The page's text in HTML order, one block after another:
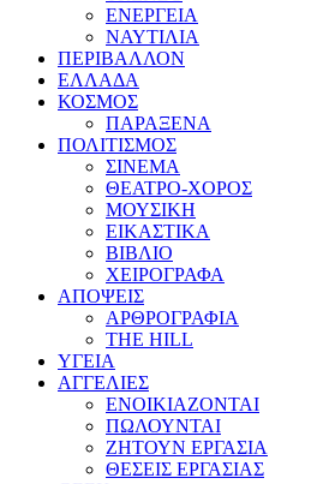
ΕΝΕΡΓΕΙΑ
ΝΑΥΤΙΛΙΑ
ΠΕΡΙΒΑΛΛΟΝ
ΕΛΛΑΔΑ
ΚΟΣΜΟΣ
ΠΑΡΑΞΕΝΑ
ΠΟΛΙΤΙΣΜΟΣ
ΣΙΝΕΜΑ
ΘΕΑΤΡΟ-ΧΟΡΟΣ
ΜΟΥΣΙΚΗ
ΕΙΚΑΣΤΙΚΑ
ΒΙΒΛΙΟ
ΧΕΙΡΟΓΡΑΦΑ
ΑΠΟΨΕΙΣ
ΑΡΘΡΟΓΡΑΦΙΑ
THE HILL
ΥΓΕΙΑ
ΑΓΓΕΛΙΕΣ
ΕΝΟΙΚΙΑΖΟΝΤΑΙ
ΠΩΛΟΥΝΤΑΙ
ΖΗΤΟΥΝ ΕΡΓΑΣΙΑ
ΘΕΣΕΙΣ ΕΡΓΑΣΙΑΣ